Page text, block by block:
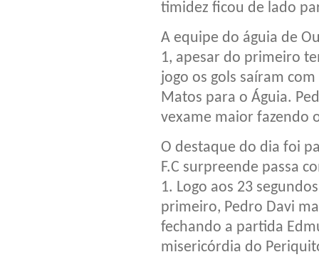
timidez ficou de lado
A equipe do águia de
1, apesar do primeiro
jogo os gols saíram
Matos para o Águia.
vexame maior fazendo
O destaque do dia foi
F.C surpreende passa
1. Logo aos 23
primeiro, Pedro Davi
fechando a partida
misericórdia do